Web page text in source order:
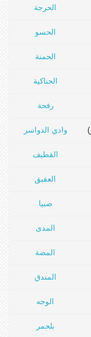
الحرجة
الحسو
الحمنة
الحناكية
رفحة
وادي الدواسر
القطيف
العقيق
صبيا
المدى
المضة
المندق
الوجه
بلحمر